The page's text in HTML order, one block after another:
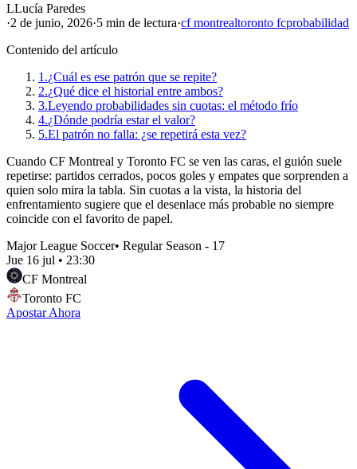
LLucía Paredes
·2 de junio, 2026·5 min de lectura·cf montrealtoronto fcprobabilidad
Contenido del artículo
1.¿Cuál es ese patrón que se repite?
2.¿Qué dice el historial entre ambos?
3.Leyendo probabilidades sin cuotas: el método frío
4.¿Dónde podría estar el valor?
5.El patrón no falla: ¿se repetirá esta vez?
Cuando CF Montreal y Toronto FC se ven las caras, el guión suele
repetirse: partidos cerrados, pocos goles y empates que sorprenden a
quien solo mira la tabla. Sin cuotas a la vista, la historia del
enfrentamiento sugiere que el desenlace más probable no siempre
coincide con el favorito de papel.
Major League Soccer• Regular Season - 17
Jue 16 jul • 23:30
CF Montreal
Toronto FC
Apostar Ahora